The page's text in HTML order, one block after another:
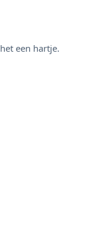
een hartje.